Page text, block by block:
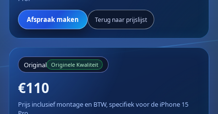
Afspraak maken Terug naar prijslijst
Original Originele Kwaliteit
€110
Prijs inclusief montage en BTW, specifiek voor de iPhone 15